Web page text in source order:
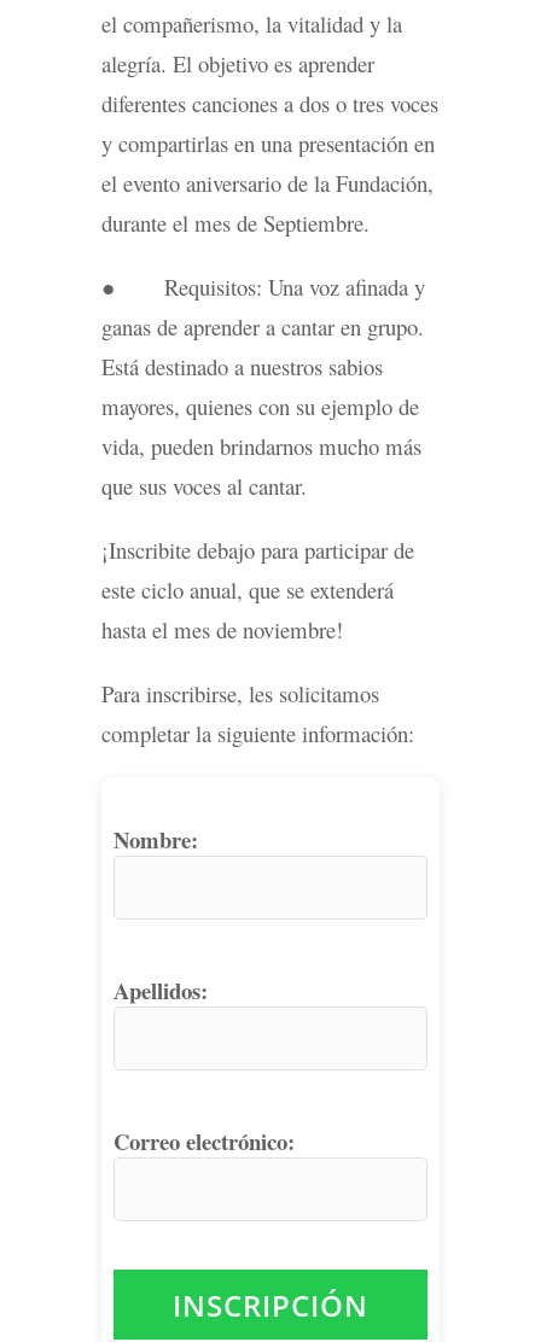
el compañerismo, la vitalidad y la
alegría. El objetivo es aprender
diferentes canciones a dos o tres voces
y compartirlas en una presentación en
el evento aniversario de la Fundación,
durante el mes de Septiembre.
● Requisitos: Una voz afinada y
ganas de aprender a cantar en grupo.
Está destinado a nuestros sabios
mayores, quienes con su ejemplo de
vida, pueden brindarnos mucho más
que sus voces al cantar.
¡Inscribite debajo para participar de
este ciclo anual, que se extenderá
hasta el mes de noviembre!
Para inscribirse, les solicitamos
completar la siguiente información:
Nombre:
Apellidos:
Correo electrónico: